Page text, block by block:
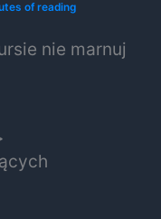
of reading